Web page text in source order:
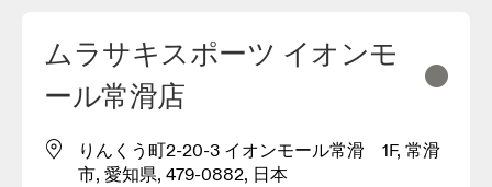
ムラサキスポーツ イオンモ
ール常滑店
りんくう町2-20-3 イオンモール常滑 1F, 常滑
市, 愛知県, 479-0882, 日本